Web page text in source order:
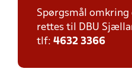
Spørgsmål omkring
rettes til DBU
tlf: 4632 3366